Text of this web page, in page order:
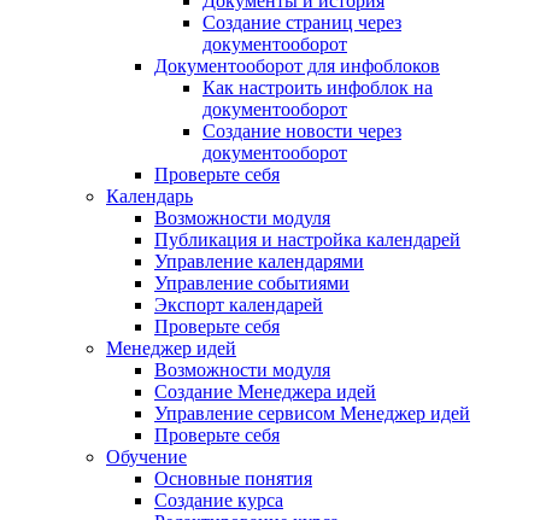
Создание страниц через
документооборот
Документооборот для инфоблоков
Как настроить инфоблок на
документооборот
Создание новости через
документооборот
Проверьте себя
Календарь
Возможности модуля
Публикация и настройка календарей
Управление календарями
Управление событиями
Экспорт календарей
Проверьте себя
Менеджер идей
Возможности модуля
Создание Менеджера идей
Управление сервисом Менеджер идей
Проверьте себя
Обучение
Основные понятия
Создание курса